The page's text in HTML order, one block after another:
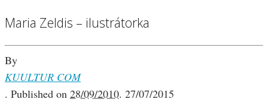
Maria Zeldis – ilustrátorka
By
KUULTUR COM
. Published on 28/09/2010. 27/07/2015